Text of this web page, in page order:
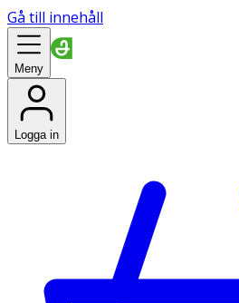
Gå till innehåll
Meny
Logga in